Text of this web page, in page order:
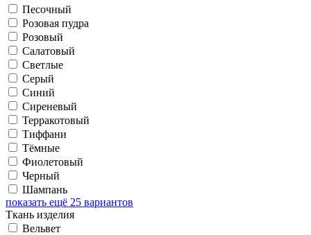
Песочный
Розовая пудра
Розовый
Салатовый
Светлые
Серый
Синий
Сиреневый
Терракотовый
Тиффани
Тёмные
Фиолетовый
Черный
Шампань
показать ещё 25 вариантов
Ткань изделия
Вельвет